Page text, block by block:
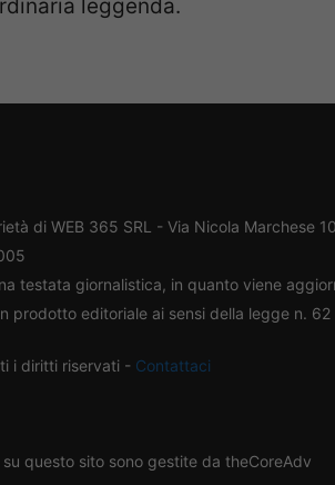
leggenda.
di WEB 365 SRL - Via Nicola Marchese
testata giornalistica, in quanto viene
prodotto editoriale ai sensi della legge n. 62
i diritti riservati - Contattaci
questo sito sono gestite da theCoreAdv